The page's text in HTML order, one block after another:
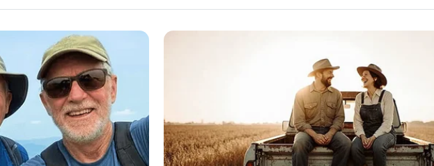
de a svájci frank hitelét még forintosítva sem tudta
a bank követelt tőle havonta.